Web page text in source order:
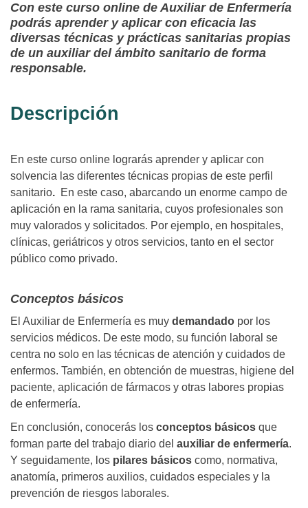
Con este curso online de Auxiliar de Enfermería
podrás aprender y aplicar con eficacia las
diversas técnicas y prácticas sanitarias propias
de un auxiliar del ámbito sanitario de forma
responsable.
Descripción
En este curso online lograrás aprender y aplicar con
solvencia las diferentes técnicas propias de este perfil
sanitario. En este caso, abarcando un enorme campo de
aplicación en la rama sanitaria, cuyos profesionales son
muy valorados y solicitados. Por ejemplo, en hospitales,
clínicas, geriátricos y otros servicios, tanto en el sector
público como privado.
Conceptos básicos
El Auxiliar de Enfermería es muy demandado por los
servicios médicos. De este modo, su función laboral se
centra no solo en las técnicas de atención y cuidados de
enfermos. También, en obtención de muestras, higiene del
paciente, aplicación de fármacos y otras labores propias
de enfermería.
En conclusión, conocerás los conceptos básicos que
forman parte del trabajo diario del auxiliar de enfermería.
Y seguidamente, los pilares básicos como, normativa,
anatomía, primeros auxilios, cuidados especiales y la
prevención de riesgos laborales.